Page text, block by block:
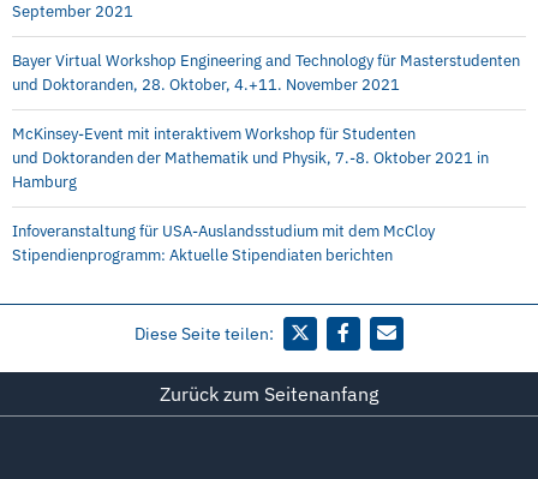
September 2021
Bayer Virtual Workshop Engineering and Technology für Masterstudenten
und Doktoranden, 28. Oktober, 4.+11. November 2021
McKinsey-Event mit interaktivem Workshop für Studenten
und Doktoranden der Mathematik und Physik, 7.-8. Oktober 2021 in
Hamburg
Infoveranstaltung für USA-Auslandsstudium mit dem McCloy
Stipendienprogramm: Aktuelle Stipendiaten berichten
Diese Seite teilen:
Zurück zum Seitenanfang